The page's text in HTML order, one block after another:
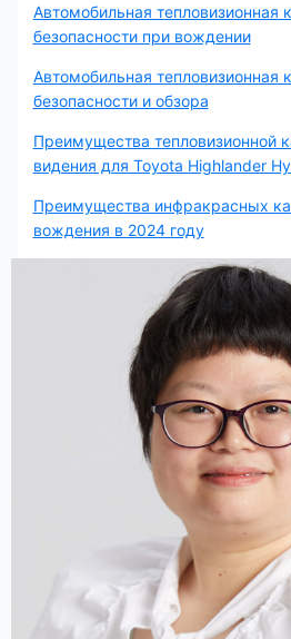
Автомобильная тепловизионная
безопасности при вождении
Автомобильная
безопасности и обзора
Преимущества тепловизионной
видения для Toyota Highlander
Преимущества инфракрасных
вождения в 2024 году